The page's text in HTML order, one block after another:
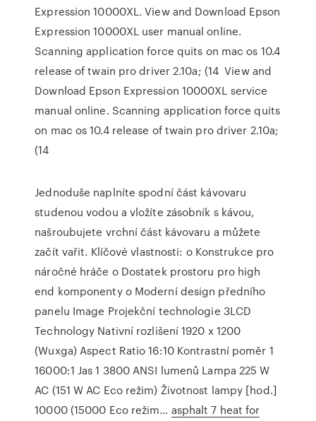
Expression 10000XL. View and Download Epson
Expression 10000XL user manual online.
Scanning application force quits on mac os 10.4
release of twain pro driver 2.10a; (14 View and
Download Epson Expression 10000XL service
manual online. Scanning application force quits
on mac os 10.4 release of twain pro driver 2.10a;
(14
Jednoduše naplníte spodní část kávovaru
studenou vodou a vložíte zásobník s kávou,
našroubujete vrchní část kávovaru a můžete
začít vařit. Klíčové vlastnosti: o Konstrukce pro
náročné hráče o Dostatek prostoru pro high
end komponenty o Moderní design předního
panelu Image Projekční technologie 3LCD
Technology Nativní rozlišení 1920 x 1200
(Wuxga) Aspect Ratio 16:10 Kontrastní poměr 1
16000:1 Jas 1 3800 ANSI lumenů Lampa 225 W
AC (151 W AC Eco režim) Životnost lampy [hod.]
10000 (15000 Eco režim… asphalt 7 heat for